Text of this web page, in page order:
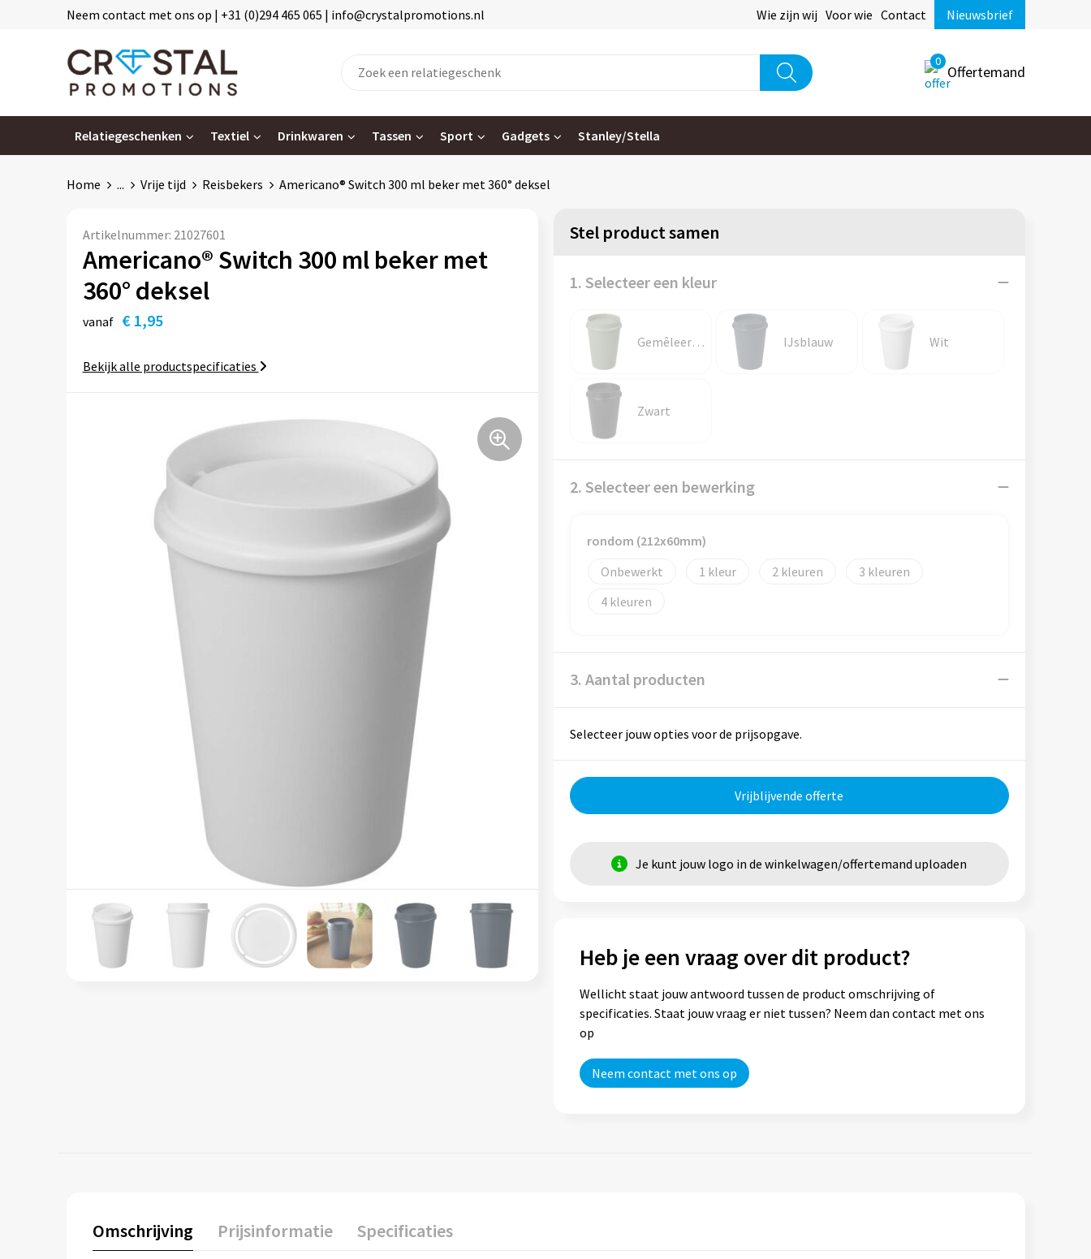
Neem contact met ons op | +31 (0)294 465 065 | info@crystalpromotions.nl Wie zijn wij Voor wie Contact Nieuwsbrief
0
Offertemand
Relatiegeschenken Textiel Drinkwaren Tassen Sport Gadgets Stanley/Stella
Home ... Vrije tijd Reisbekers Americano® Switch 300 ml beker met 360° deksel
Artikelnummer: 21027601
Americano® Switch 300 ml beker met
360° deksel
vanaf € 1,95
Bekijk alle productspecificaties
Stel product samen
1. Selecteer een kleur
Gemêleerd groen IJsblauw Wit
Zwart
2. Selecteer een bewerking
rondom (212x60mm)
Onbewerkt
1 2
3
4
3. Aantal producten
Selecteer jouw opties voor de prijsopgave.
Vrijblijvende offerte
Je kunt jouw logo in de winkelwagen/offertemand uploaden
Heb je een vraag over dit product?
Wellicht staat jouw antwoord tussen de product omschrijving of
specificaties. Staat jouw vraag er niet tussen? Neem dan contact met ons
op
Neem contact met ons op
Omschrijving Prijsinformatie Specificaties